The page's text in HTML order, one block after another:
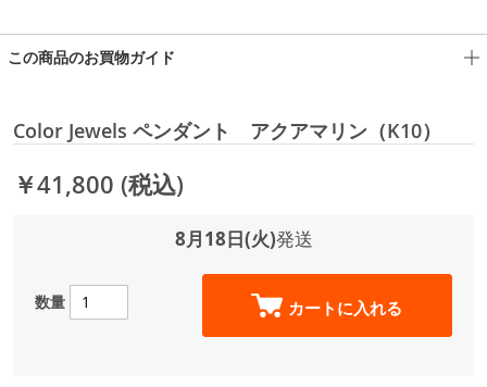
この商品のお買物ガイド
Color Jewels ペンダント アクアマリン（K10）
￥41,800 (税込)
8月18日(火)発送
数量 カートに入れる